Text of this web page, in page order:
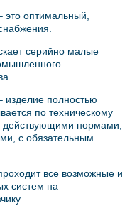
это оптимальный,
серийно малые
изделие полностью
по техническому
действующими нормами,
с обязательным
все возможные и
систем на